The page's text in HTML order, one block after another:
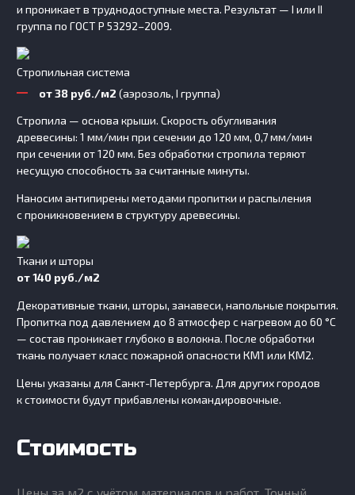
и проникает в труднодоступные места. Результат — I или II
группа по ГОСТ Р 53292–2009.
Стропильная система
от 38 руб./м2 (аэрозоль, I группа)
Стропила — основа крыши. Скорость обугливания
древесины: 1 мм/мин при сечении до 120 мм, 0,7 мм/мин
при сечении от 120 мм. Без обработки стропила теряют
несущую способность за считанные минуты.
Наносим антипирены методами пропитки и распыления
с проникновением в структуру древесины.
Ткани и шторы
от 140 руб./м2
Декоративные ткани, шторы, занавеси, напольные покрытия.
Пропитка под давлением до 8 атмосфер с нагревом до 60 °C
— состав проникает глубоко в волокна. После обработки
ткань получает класс пожарной опасности КМ1 или КМ2.
Цены указаны для Санкт-Петербурга. Для других городов
к стоимости будут прибавлены командировочные.
Стоимость